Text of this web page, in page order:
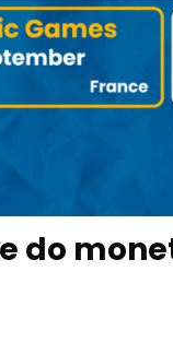
do